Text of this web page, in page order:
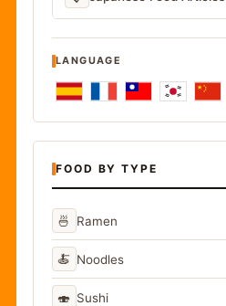
LANGUAGE
FOOD BY TYPE
🍜 Ramen
🍝 Noodles
🍣 Sushi